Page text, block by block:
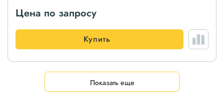
Цена по запросу
Купить
Показать еще